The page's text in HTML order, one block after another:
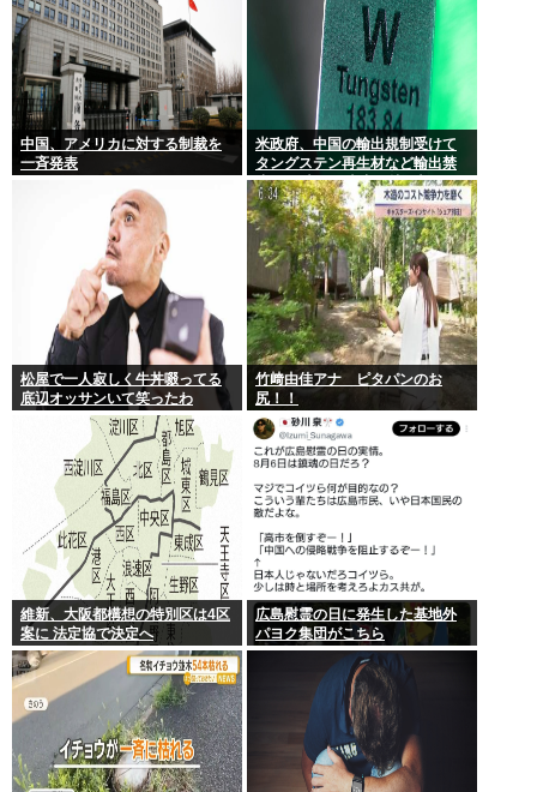
中国、アメリカに対する制裁を
一斉発表
米政府、中国の輸出規制受けて
タングステン再生材など輸出禁
止へ 日本さん米中に挟み撃ちさ
れる形に
松屋で一人寂しく牛丼啜ってる
底辺オッサンいて笑ったわ
竹﨑由佳アナ ピタパンのお
尻！！
維新、大阪都構想の特別区は4区
案に 法定協で決定へ
広島慰霊の日に発生した基地外
パヨク集団がこちら